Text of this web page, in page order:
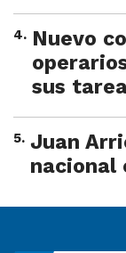
4. Nuevo
sus
5. Juan
nacional